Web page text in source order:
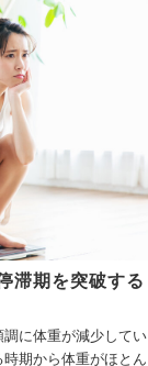
滞期を突破する
に体重が減少してい
期から体重がほとん